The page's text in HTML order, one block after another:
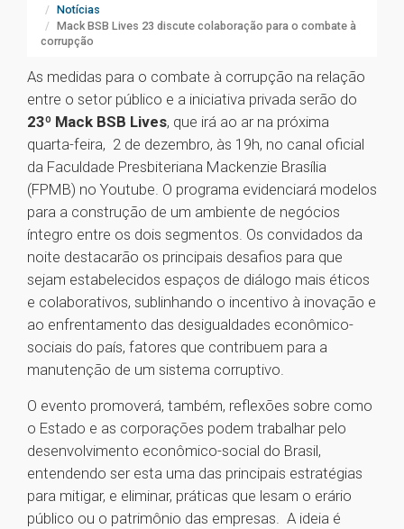
Notícias
Mack BSB Lives 23 discute colaboração para o combate à
corrupção
As medidas para o combate à corrupção na relação
entre o setor público e a iniciativa privada serão do
23º Mack BSB Lives, que irá ao ar na próxima
quarta-feira, 2 de dezembro, às 19h, no canal oficial
da Faculdade Presbiteriana Mackenzie Brasília
(FPMB) no Youtube. O programa evidenciará modelos
para a construção de um ambiente de negócios
íntegro entre os dois segmentos. Os convidados da
noite destacarão os principais desafios para que
sejam estabelecidos espaços de diálogo mais éticos
e colaborativos, sublinhando o incentivo à inovação e
ao enfrentamento das desigualdades econômico-
sociais do país, fatores que contribuem para a
manutenção de um sistema corruptivo.
O evento promoverá, também, reflexões sobre como
o Estado e as corporações podem trabalhar pelo
desenvolvimento econômico-social do Brasil,
entendendo ser esta uma das principais estratégias
para mitigar, e eliminar, práticas que lesam o erário
público ou o patrimônio das empresas. A ideia é